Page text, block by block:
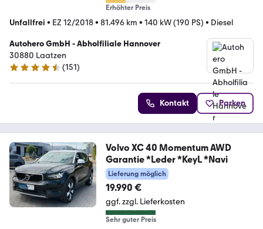
Erhöhter Preis
Unfallfrei • EZ 12/2018• 81.496 km • 140 kW (190 PS) • Diesel
Autohero GmbH - Abholfiliale Hannover
30880 Laatzen
4.7 Sterne
(151)
Kontakt Parken
Volvo XC 40 Momentum AWD
Garantie *Leder *KeyL *Navi
Lieferung möglich
19.990 €
ggf. zzgl. Lieferkosten
Sehr guter Preis